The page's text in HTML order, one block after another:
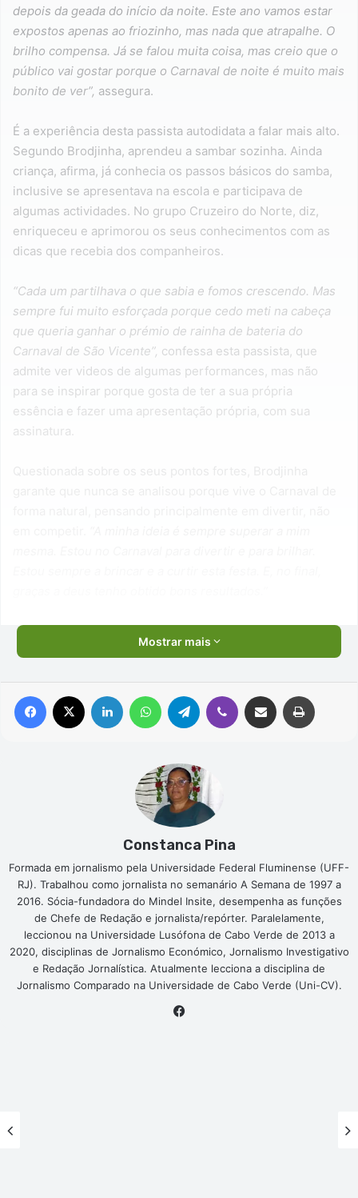
depois da geada do início da noite. Este ano vamos estar
expostos apenas ao friozinho, mas nada que atrapalhe. O
brilho compensa. Já se falou muita coisa, mas creio que o
público vai gostar porque o Carnaval de noite é muito mais
bonito de ver”, assegura.
É a experiência desta passista autodidata a falar mais alto.
Segundo Brodjinha, aprendeu a sambar sozinha. Ainda
criança, afirma, já conhecia os passos básicos do samba,
inclusive se apresentava na escola e participava de
algumas actividades. No grupo Cruzeiro do Norte, diz,
enriqueceu e aprimorou os seus conhecimentos com as
dicas que recebia dos companheiros.
“Cada um partilhava o que sabia e fomos crescendo. Mas
sempre fui muito esforçada porque cedo meti na cabeça
que queria ganhar o prémio de rainha de bateria do
Carnaval de São Vicente”, confessa esta passista, que
admite ver videos de algumas performances, mas não
para se inspirar porque gosta de ter a sua própria
essência e fazer uma apresentação própria, com sua
assinatura.
Mostrar mais
Facebook Linkedin WhatsAppTelegram Viber Compartilhar via e-mail
Constanca Pina
Formada em jornalismo pela Universidade Federal Fluminense (UFF-
RJ). Trabalhou como jornalista no semanário A Semana de 1997 a
2016. Sócia-fundadora do Mindel Insite, desempenha as funções
de Chefe de Redação e jornalista/repórter. Paralelamente,
leccionou na Universidade Lusófona de Cabo Verde de 2013 a
2020, disciplinas de Jornalismo Económico, Jornalismo Investigativo
e Redação Jornalística. Atualmente lecciona a disciplina de
Jornalismo Comparado na Universidade de Cabo Verde (Uni-CV).